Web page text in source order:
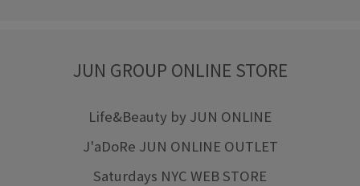
JUN GROUP ONLINE STORE
Life&Beauty by JUN ONLINE
J'aDoRe JUN ONLINE OUTLET
Saturdays NYC WEB STORE